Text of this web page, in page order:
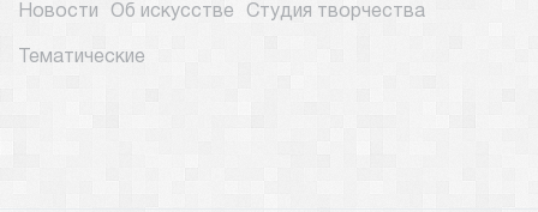
Новости Об искусстве Студия творчества
Тематические